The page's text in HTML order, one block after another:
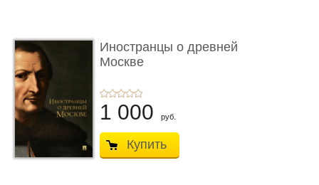
Иностранцы о древней
Москве
1 000 руб.
Купить